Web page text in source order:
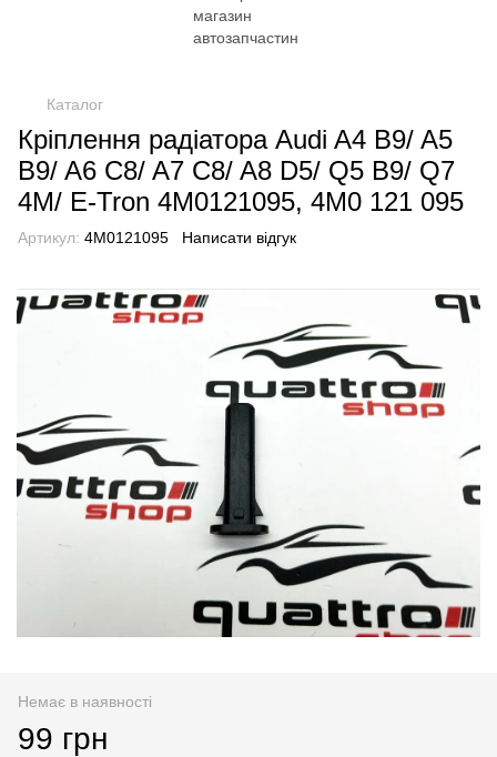
Каталог
Кріплення радіатора Audi A4 B9/ A5
B9/ A6 C8/ A7 C8/ A8 D5/ Q5 B9/ Q7
4M/ E-Tron 4M0121095, 4M0 121 095
Артикул: 4M0121095 Написати відгук
Немає в наявності
99 грн